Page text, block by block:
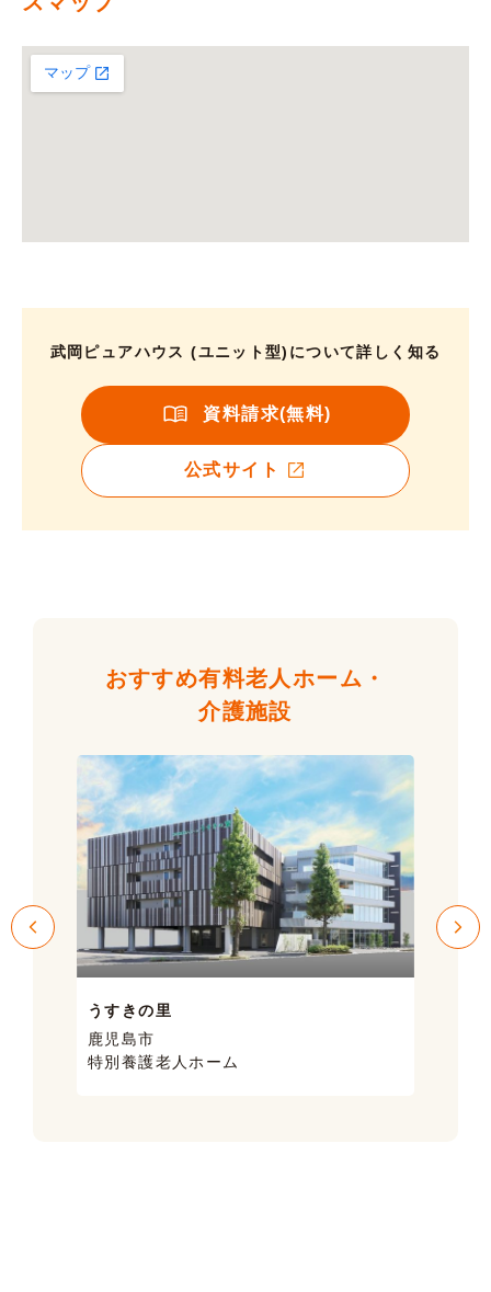
武岡ピュアハウス (ユニット型)について詳しく知る
資料請求(無料)
公式サイト
おすすめ有料老人ホーム・
介護施設
うすきの里
鹿児島市
特別養護老人ホーム